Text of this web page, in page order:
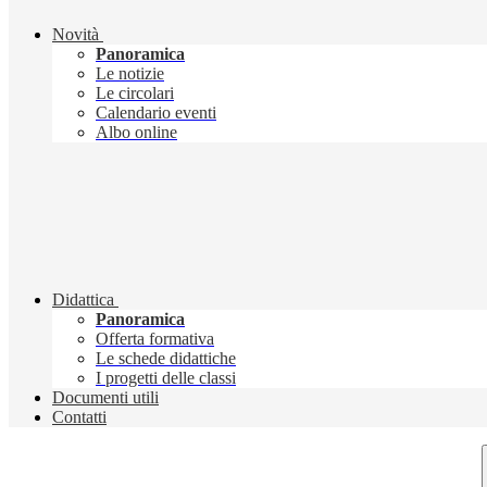
Novità
Panoramica
Le notizie
Le circolari
Calendario eventi
Albo online
Didattica
Panoramica
Offerta formativa
Le schede didattiche
I progetti delle classi
Documenti utili
Contatti